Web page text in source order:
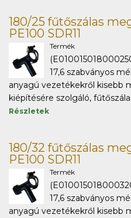
180/25 fűtőszálas
PE100 SDR11
Termék
17,6 szabványos
anyagú vezetékekről kisebb
kiépítésére szolgáló,
Részletek
180/32 fűtőszálas
PE100 SDR11
Termék
17,6 szabványos
anyagú vezetékekről kisebb